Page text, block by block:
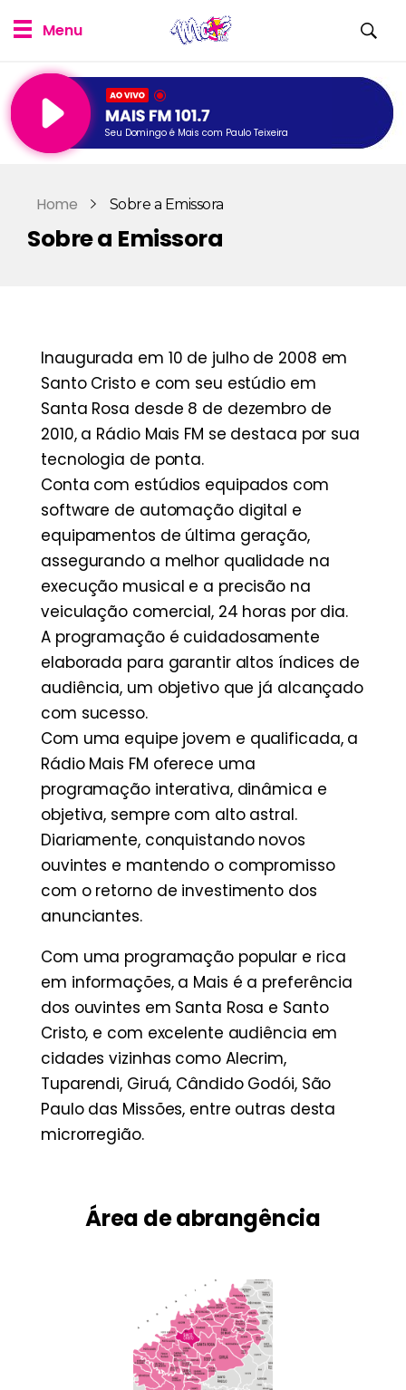
Seu Domingo é Mais com Paulo Teixeira
Home Sobre a Emissora
Sobre a Emissora
Inaugurada em 10 de julho de 2008 em
Santo Cristo e com seu estúdio em
Santa Rosa desde 8 de dezembro de
2010, a Rádio Mais FM se destaca por sua
tecnologia de ponta.
Conta com estúdios equipados com
software de automação digital e
equipamentos de última geração,
assegurando a melhor qualidade na
execução musical e a precisão na
veiculação comercial, 24 horas por dia.
A programação é cuidadosamente
elaborada para garantir altos índices de
audiência, um objetivo que já alcançado
com sucesso.
Com uma equipe jovem e qualificada, a
Rádio Mais FM oferece uma
programação interativa, dinâmica e
objetiva, sempre com alto astral.
Diariamente, conquistando novos
ouvintes e mantendo o compromisso
com o retorno de investimento dos
anunciantes.
Com uma programação popular e rica
em informações, a Mais é a preferência
dos ouvintes em Santa Rosa e Santo
Cristo, e com excelente audiência em
cidades vizinhas como Alecrim,
Tuparendi, Giruá, Cândido Godói, São
Paulo das Missões, entre outras desta
microrregião.
Área de abrangência